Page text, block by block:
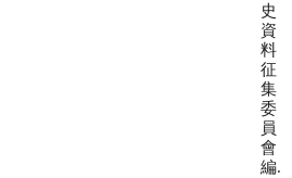
史
資
料
征
集
委
員
會
編.